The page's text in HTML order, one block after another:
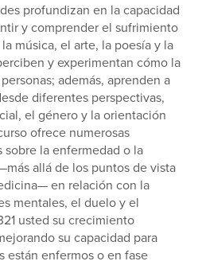
profundizan en la capacidad
y comprender el sufrimiento
música, el arte, la poesía y la
y experimentan cómo la
además, aprenden a
diferentes perspectivas,
el género y la orientación
ofrece numerosas
sobre la enfermedad o la
allá de los puntos de vista
en relación con la
mentales, el duelo y el
usted su crecimiento
su capacidad para
están enfermos o en fase